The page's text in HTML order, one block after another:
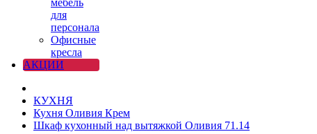
мебель
для
персонала
Офисные
кресла
АКЦИИ
КУХНЯ
Кухня Оливия Крем
Шкаф кухонный над вытяжкой Оливия 71.14